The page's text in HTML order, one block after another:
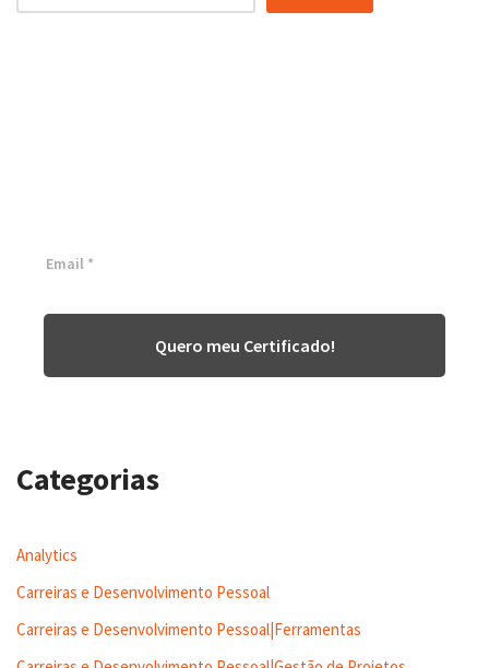
Quero meu Certificado!
Categorias
Analytics
Carreiras e Desenvolvimento Pessoal
Carreiras e Desenvolvimento Pessoal|Ferramentas